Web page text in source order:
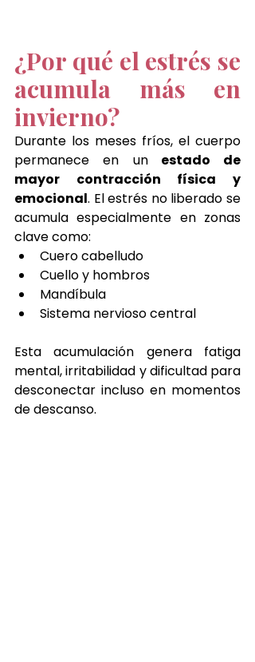
¿Por qué el estrés se
acumula más en
invierno?
Durante los meses fríos, el cuerpo
permanece en un estado de
mayor contracción física y
emocional. El estrés no liberado se
acumula especialmente en zonas
clave como:
Cuero cabelludo
Cuello y hombros
Mandíbula
Sistema nervioso central
Esta acumulación genera fatiga
mental, irritabilidad y dificultad para
desconectar incluso en momentos
de descanso.